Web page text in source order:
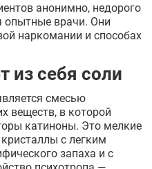
анонимно, недорого
опытные врачи. Они
наркомании и способах
из себя соли
смесью
веществ, в которой
катиноны. Это мелкие
с легким
запаха и с